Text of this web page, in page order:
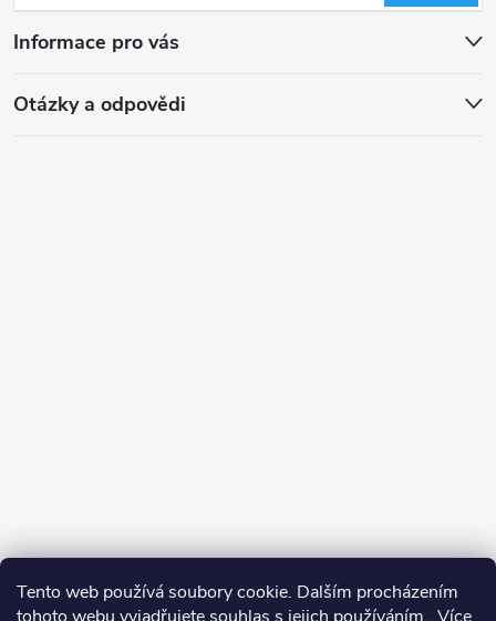
Tento web používá soubory cookie. Dalším procházením
Informace pro vás
Otázky a odpovědi